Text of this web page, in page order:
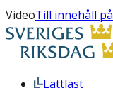
VideoTill innehåll
Lättläst